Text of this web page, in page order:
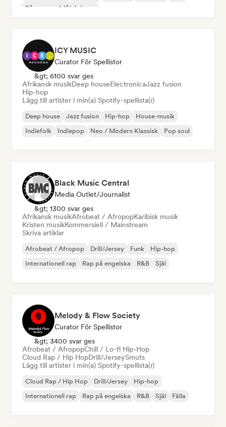
Sångare och låtskrivare
ICY MUSIC
Curator För Spellistor
&gt; 6100 svar ges
Afrikansk musikDeep houseElectronicaJazz fusion
Hip-hop
Lägg till artister i min(a) Spotify-spellista(r)
Deep house Jazz fusion Hip-hop
House-musik
Indiefolk
Indiepop Neo / Modern Klassisk Pop soul
Black Music Central
Media Outlet/Journalist
&gt; 1300 svar ges
Afrikansk musikAfrobeat / AfropopKaribisk musik
Kristen musikKommersiell / Mainstream
Skriva artiklar
Afrobeat / Afropop Drill/Jersey Funk
Hip-hop
Internationell rap
Rap på engelska R&B Själ
Melody & Flow Society
Curator För Spellistor
&gt; 3400 svar ges
Afrobeat / AfropopChill / Lo-fi Hip-Hop
Cloud Rap / Hip HopDrill/JerseySmuts
Lägg till artister i min(a) Spotify-spellista(r)
Cloud Rap / Hip Hop Drill/Jersey
Hip-hop
Internationell rap
Rap på engelska R&B Själ Fälla